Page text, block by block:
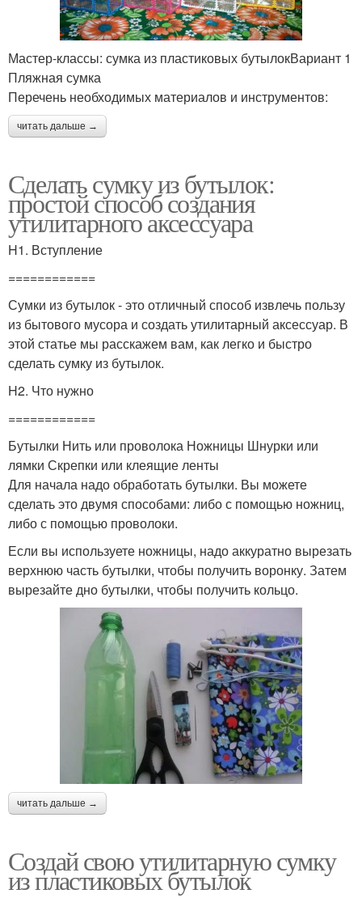
Мастер-классы: сумка из пластиковых бутылокВариант 1
Пляжная сумка
Перечень необходимых материалов и инструментов:
читать дальше →
Сделать сумку из бутылок:
простой способ создания
утилитарного аксессуара
H1. Вступление
============
Сумки из бутылок - это отличный способ извлечь пользу
из бытового мусора и создать утилитарный аксессуар. В
этой статье мы расскажем вам, как легко и быстро
сделать сумку из бутылок.
H2. Что нужно
============
Бутылки Нить или проволока Ножницы Шнурки или
лямки Скрепки или клеящие ленты
Для начала надо обработать бутылки. Вы можете
сделать это двумя способами: либо с помощью ножниц,
либо с помощью проволоки.
Если вы используете ножницы, надо аккуратно вырезать
верхнюю часть бутылки, чтобы получить воронку. Затем
вырезайте дно бутылки, чтобы получить кольцо.
читать дальше →
Создай свою утилитарную сумку
из пластиковых бутылок